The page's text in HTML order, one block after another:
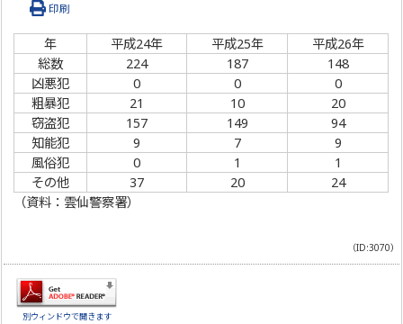
印刷
年 平成24年 平成25年
平成26年
総数
224 187
148
凶悪犯
0 0
0
粗暴犯
21 10
20
窃盗犯
157 149
94
知能犯
9 7
9
風俗犯
0 1
1
その他
37 20
24
（資料：雲仙警察署）
（ID:3070）
別ウィンドウで開きます